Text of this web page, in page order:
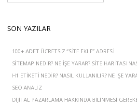
SON YAZILAR
100+ ADET ÜCRETSIZ “SITE EKLE” ADRESI
SITEMAP NEDIR? NE IŞE YARAR? SITE HARITASI
H1 ETIKETI NEDIR? NASIL KULLANILIR? NE İŞE
SEO ANALIZ
DIJITAL PAZARLAMA HAKKINDA BILINMESI